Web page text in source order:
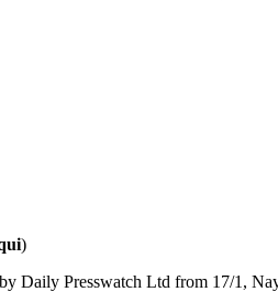
)
Daily Presswatch Ltd from 17/1,